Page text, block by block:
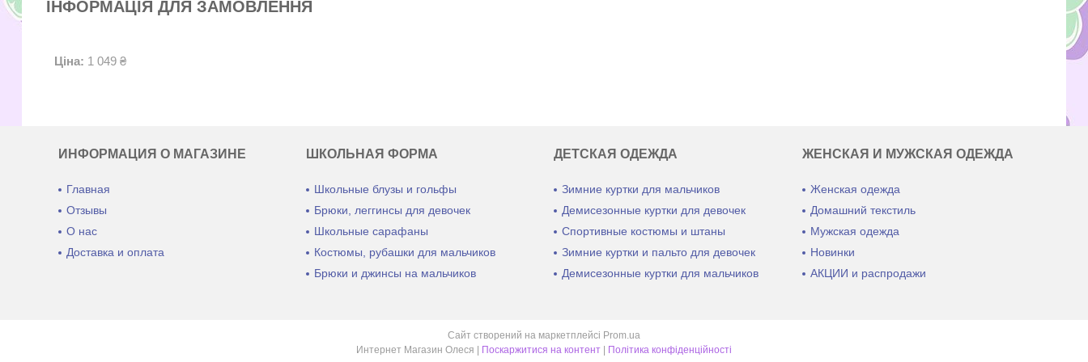
ІНФОРМАЦІЯ ДЛЯ ЗАМОВЛЕННЯ
Ціна: 1 049 ₴
ИНФОРМАЦИЯ О МАГАЗИНЕ
Главная
Отзывы
О нас
Доставка и оплата
ШКОЛЬНАЯ ФОРМА
Школьные блузы и гольфы
Брюки, леггинсы для девочек
Школьные сарафаны
Костюмы, рубашки для мальчиков
Брюки и джинсы на мальчиков
ДЕТСКАЯ ОДЕЖДА
Зимние куртки для мальчиков
Демисезонные куртки для девочек
Спортивные костюмы и штаны
Зимние куртки и пальто для девочек
Демисезонные куртки для мальчиков
ЖЕНСКАЯ И МУЖСКАЯ ОДЕЖДА
Женская одежда
Домашний текстиль
Мужская одежда
Новинки
АКЦИИ и распродажи
Сайт створений на маркетплейсі Prom.ua
Интернет Магазин Олеся | Поскаржитися на контент | Політика конфіденційності